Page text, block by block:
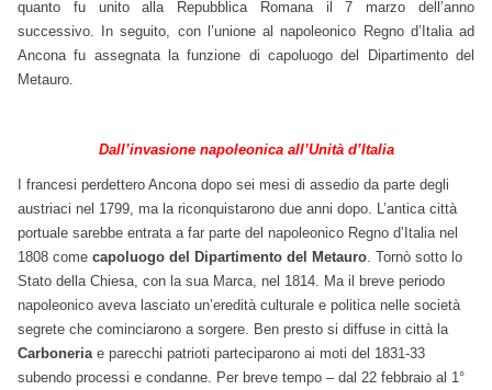
quanto fu unito alla Repubblica Romana il 7 marzo dell’anno
successivo. In seguito, con l’unione al napoleonico Regno d’Italia ad
Ancona fu assegnata la funzione di capoluogo del Dipartimento del
Metauro.
Dall’invasione napoleonica all’Unità d’Italia
I francesi perdettero Ancona dopo sei mesi di assedio da parte degli
austriaci nel 1799, ma la riconquistarono due anni dopo. L’antica città
portuale sarebbe entrata a far parte del napoleonico Regno d’Italia nel
1808 come capoluogo del Dipartimento del Metauro. Tornò sotto lo
Stato della Chiesa, con la sua Marca, nel 1814. Ma il breve periodo
napoleonico aveva lasciato un’eredità culturale e politica nelle società
segrete che cominciarono a sorgere. Ben presto si diffuse in città la
Carboneriae parecchi patrioti parteciparono ai moti del 1831-33
subendo processi e condanne. Per breve tempo – dal 22 febbraio al 1°